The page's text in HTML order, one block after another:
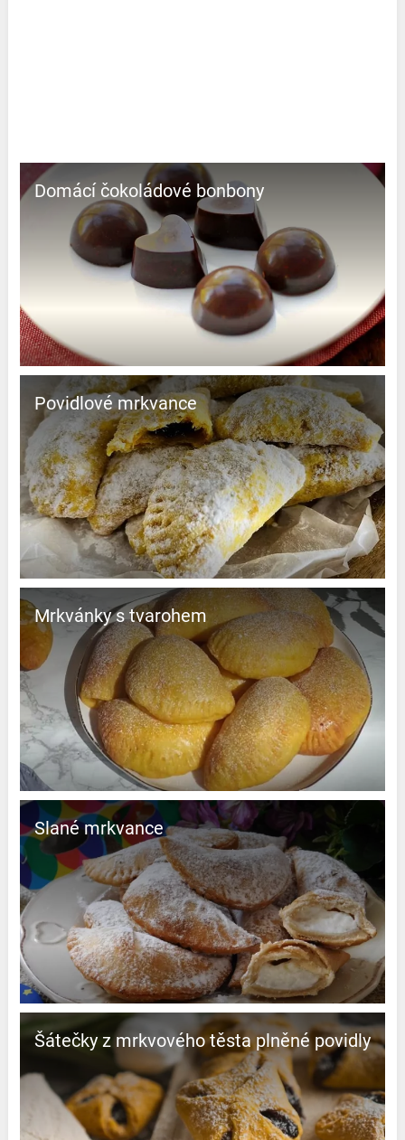
Domácí čokoládové bonbony
Povidlové mrkvance
Mrkvánky s tvarohem
Slané mrkvance
Šátečky z mrkvového těsta plněné povidly